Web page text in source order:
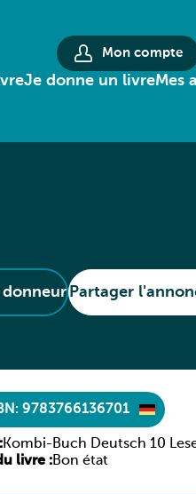
Mon compte
Je donne un livreMes
Partager
9783766136701
Kombi-Buch Deutsch 10
Sprachbuch
livre :Bon état